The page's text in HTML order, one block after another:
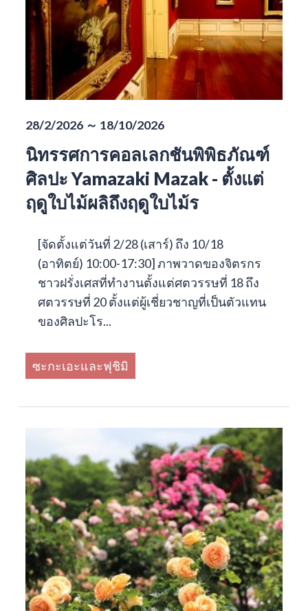
28/2/2026 ～ 18/10/2026
นิทรรศการคอลเลกชันพิพิธภัณฑ์
ศิลปะ Yamazaki Mazak - ตั้งแต่
ฤดูใบไม้ผลิถึงฤดูใบไม้ร
[จัดตั้งแต่วันที่ 2/28 (เสาร์) ถึง 10/18
(อาทิตย์) 10:00-17:30] ภาพวาดของจิตรกร
ชาวฝรั่งเศสที่ทำงานตั้งแต่ศตวรรษที่ 18 ถึง
ศตวรรษที่ 20 ตั้งแต่ผู้เชี่ยวชาญที่เป็นตัวแทน
ของศิลปะโร...
ซะกะเอะและฟุชิมิ